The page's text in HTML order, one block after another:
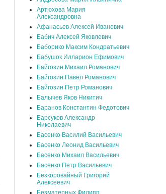
Артюхова Мария
Александровна
Афанасьев Алексей Иванович
Бабич Алексей Яковлевич
Баборико Максим Кондратьевич
Бабушок Илларион Ефимович
Байгозин Михаил Романович
Байгозин Павел Романович
Байгозин Петр Романович
Балычев Яков Никитич
Баранов Константин Федотович
Барсуков Александр
Николаевич
Басенко Василий Васильевич
Басенко Леонид Васильевич
Басенко Михаил Васильевич
Басенко Петр Васильевич
Безкоровайный Григорий
Алексеевич
Безматерных Филипп